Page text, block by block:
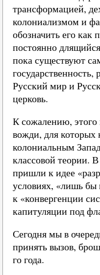
трансформацией,
колониализмом и
обозначить его как
постоянно
пока существуют
государственность,
Русский мир и
церковь.
К сожалению, этого
вожди, для которых
колониальным
классовой теории.
пришли к идее
условиях, «лишь
к «конвергенции
капитуляции под
Сегодня мы в
принять вызов,
го года.